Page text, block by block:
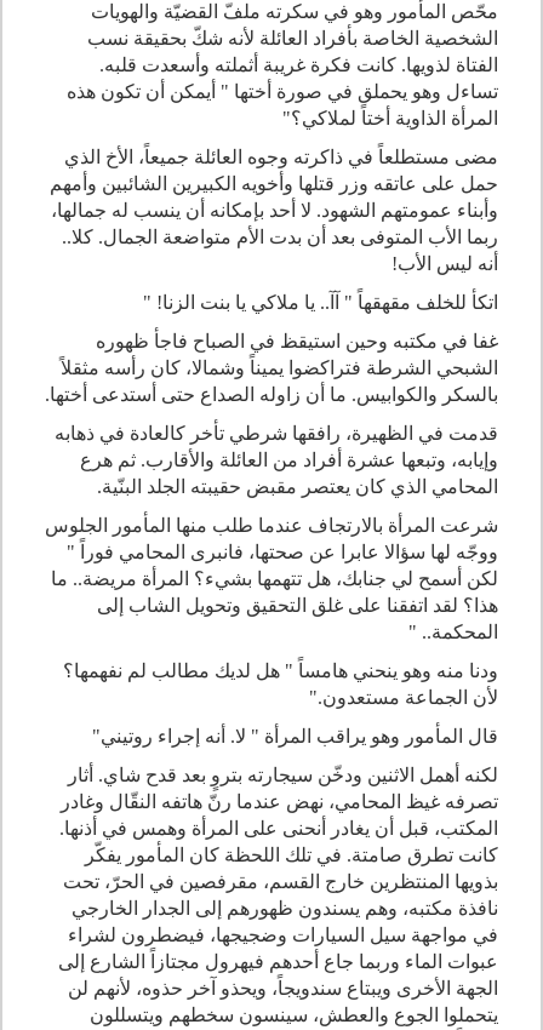
محّص المأمور وهو في سكرته ملفّ القضيّة والهويات
الشخصية الخاصة بأفراد العائلة لأنه شكّ بحقيقة نسب
الفتاة لذويها. كانت فكرة غريبة أثملته وأسعدت قلبه.
تساءل وهو يحملق في صورة أختها " أيمكن أن تكون هذه
المرأة الذاوية أختاً لملاكي؟"
مضى مستطلعاً في ذاكرته وجوه العائلة جميعاً، الأخ الذي
حمل على عاتقه وزر قتلها وأخويه الكبيرين الشائبين وأمهم
وأبناء عمومتهم الشهود. لا أحد بإمكانه أن ينسب له جمالها،
ربما الأب المتوفى بعد أن بدت الأم متواضعة الجمال. كلا..
أنه ليس الأب!
اتكأ للخلف مقهقهاً " آآ.. يا ملاكي يا بنت الزنا!
"
غفا في مكتبه وحين استيقظ في الصباح فاجأ ظهوره
الشبحي الشرطة فتراكضوا يميناً وشمالا، كان رأسه مثقلاً
بالسكر والكوابيس. ما أن زاوله الصداع حتى أستدعى أختها.
قدمت في الظهيرة، رافقها شرطي تأخر كالعادة في ذهابه
وإيابه، وتبعها عشرة أفراد من العائلة والأقارب. ثم هرع
المحامي الذي كان يعتصر مقبض حقيبته الجلد البنّية.
شرعت المرأة بالارتجاف عندما طلب منها المأمور الجلوس
ووجّه لها سؤالا عابرا عن صحتها، فانبرى المحامي فوراً "
لكن أسمح لي جنابك، هل تتهمها بشيء؟ المرأة مريضة.. ما
هذا؟ لقد اتفقنا على غلق التحقيق وتحويل الشاب إلى
المحكمة.. "
ودنا منه وهو ينحني هامساً " هل لديك مطالب لم نفهمها؟
لأن الجماعة مستعدون.
"
قال المأمور وهو يراقب المرأة " لا. أنه إجراء روتيني"
لكنه أهمل الاثنين ودخّن سيجارته بتروٍ بعد قدح شاي. أثار
تصرفه غيظ المحامي، نهض عندما رنّ هاتفه النقّال وغادر
المكتب، قبل أن يغادر أنحنى على المرأة وهمس في أذنها.
كانت تطرق صامتة. في تلك اللحظة كان المأمور يفكّر
بذويها المنتظرين خارج القسم، مقرفصين في الحرّ، تحت
نافذة مكتبه، وهم يسندون ظهورهم إلى الجدار الخارجي
في مواجهة سيل السيارات وضجيجها، فيضطرون لشراء
عبوات الماء وربما جاع أحدهم فيهرول مجتازاً الشارع إلى
الجهة الأخرى ويبتاع سندويجاً، ويحذو آخر حذوه، لأنهم لن
يتحملوا الجوع والعطش، سينسون سخطهم ويتسللون